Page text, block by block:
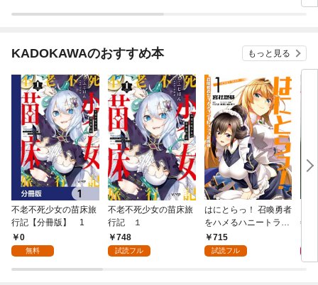
KADOKAWAのおすすめ本 もっと見る
不老不死少女の苗床旅
行記【分冊版】 1
0
無料
不老不死少女の苗床旅
行記 １
748
試読フル
はにとらっ！ 召喚勇者
をハメるハニートラッ
プ包囲網 1
715
試読フル
年9